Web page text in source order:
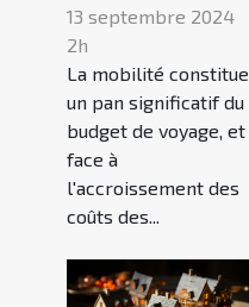
13 septembre 2024
2h
La mobilité constitue
un pan significatif du
budget de voyage, et
face à
l'accroissement des
coûts des...